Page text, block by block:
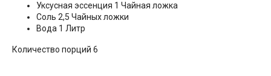
Уксусная эссенция 1 Чайная ложка
Соль 2,5 Чайных ложки
Вода 1 Литр
Количество порций 6